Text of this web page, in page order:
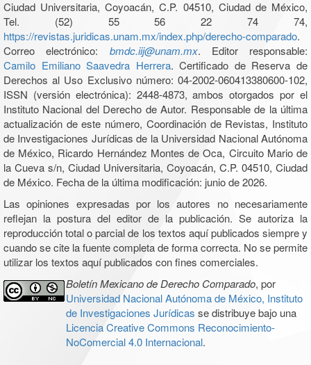
Ciudad Universitaria, Coyoacán, C.P. 04510, Ciudad de México,
Tel. (52) 55 56 22 74 74,
https://revistas.juridicas.unam.mx/index.php/derecho-comparado.
Correo electrónico: bmdc.iij@unam.mx. Editor responsable:
Camilo Emiliano Saavedra Herrera. Certificado de Reserva de
Derechos al Uso Exclusivo número: 04-2002-060413380600-102,
ISSN (versión electrónica): 2448-4873, ambos otorgados por el
Instituto Nacional del Derecho de Autor. Responsable de la última
actualización de este número, Coordinación de Revistas, Instituto
de Investigaciones Jurídicas de la Universidad Nacional Autónoma
de México, Ricardo Hernández Montes de Oca, Circuito Mario de
la Cueva s/n, Ciudad Universitaria, Coyoacán, C.P. 04510, Ciudad
de México. Fecha de la última modificación: junio de 2026.
Las opiniones expresadas por los autores no necesariamente
reflejan la postura del editor de la publicación. Se autoriza la
reproducción total o parcial de los textos aquí publicados siempre y
cuando se cite la fuente completa de forma correcta. No se permite
utilizar los textos aquí publicados con fines comerciales.
Boletín Mexicano de Derecho Comparado, por
Universidad Nacional Autónoma de México, Instituto
de Investigaciones Jurídicas se distribuye bajo una
Licencia Creative Commons Reconocimiento-
NoComercial 4.0 Internacional.